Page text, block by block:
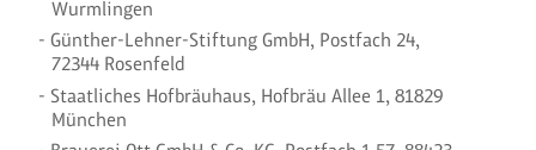
Wurmlingen
Günther-Lehner-Stiftung GmbH, Postfach 24,
72344 Rosenfeld
Staatliches Hofbräuhaus, Hofbräu Allee 1, 81829
München